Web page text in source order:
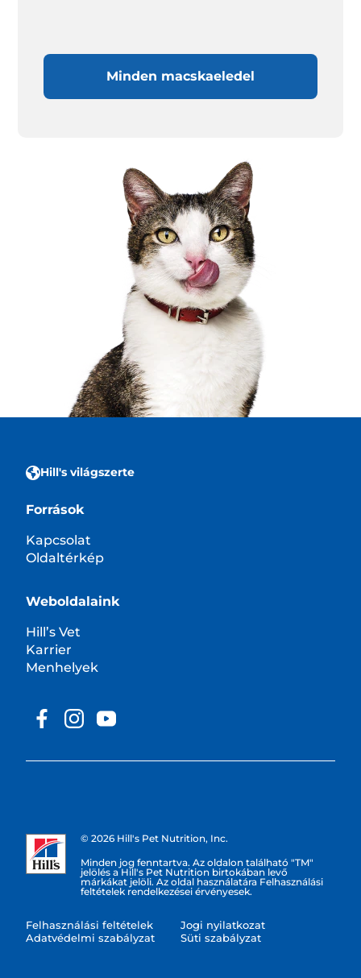
Minden macskaeledel
Hill's világszerte
Források
Kapcsolat
Oldaltérkép
Weboldalaink
Hill’s Vet
Karrier
Menhelyek
© 2026 Hill's Pet Nutrition, Inc.
Minden jog fenntartva. Az oldalon található "TM"
jelölés a Hill's Pet Nutrition birtokában levő
márkákat jelöli. Az oldal használatára Felhasználási
feltételek rendelkezései érvényesek.
Felhasználási feltételek
Adatvédelmi szabályzat
Jogi nyilatkozat
Süti szabályzat